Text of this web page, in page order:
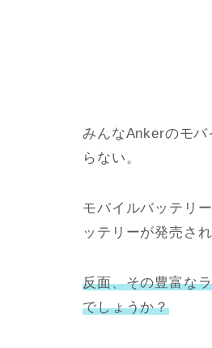
みんなAnkerのモ
らない。
モバイルバッテリ
ッテリーが発売さ
反面、その豊富な
でしょうか？